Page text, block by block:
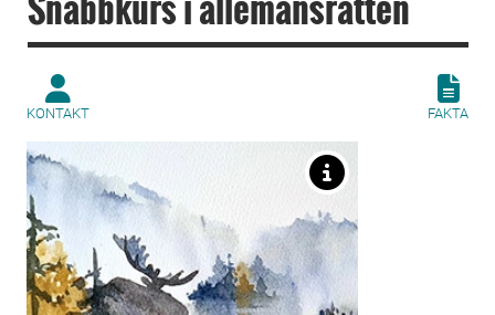
KONTAKT FAKTA